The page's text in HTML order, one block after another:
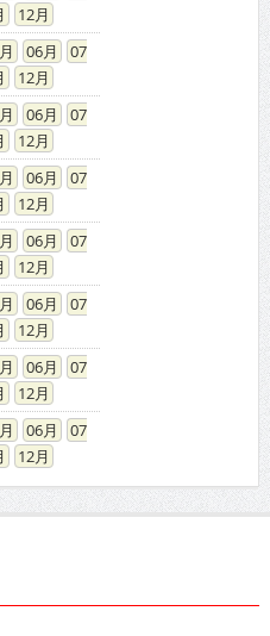
12
06
07
12
06
07
12
06
07
12
06
07
12
06
07
12
06
07
12
06
07
12